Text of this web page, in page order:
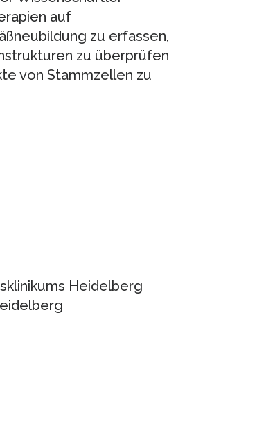
auf
zu erfassen,
zu überprüfen
von Stammzellen zu
Heidelberg